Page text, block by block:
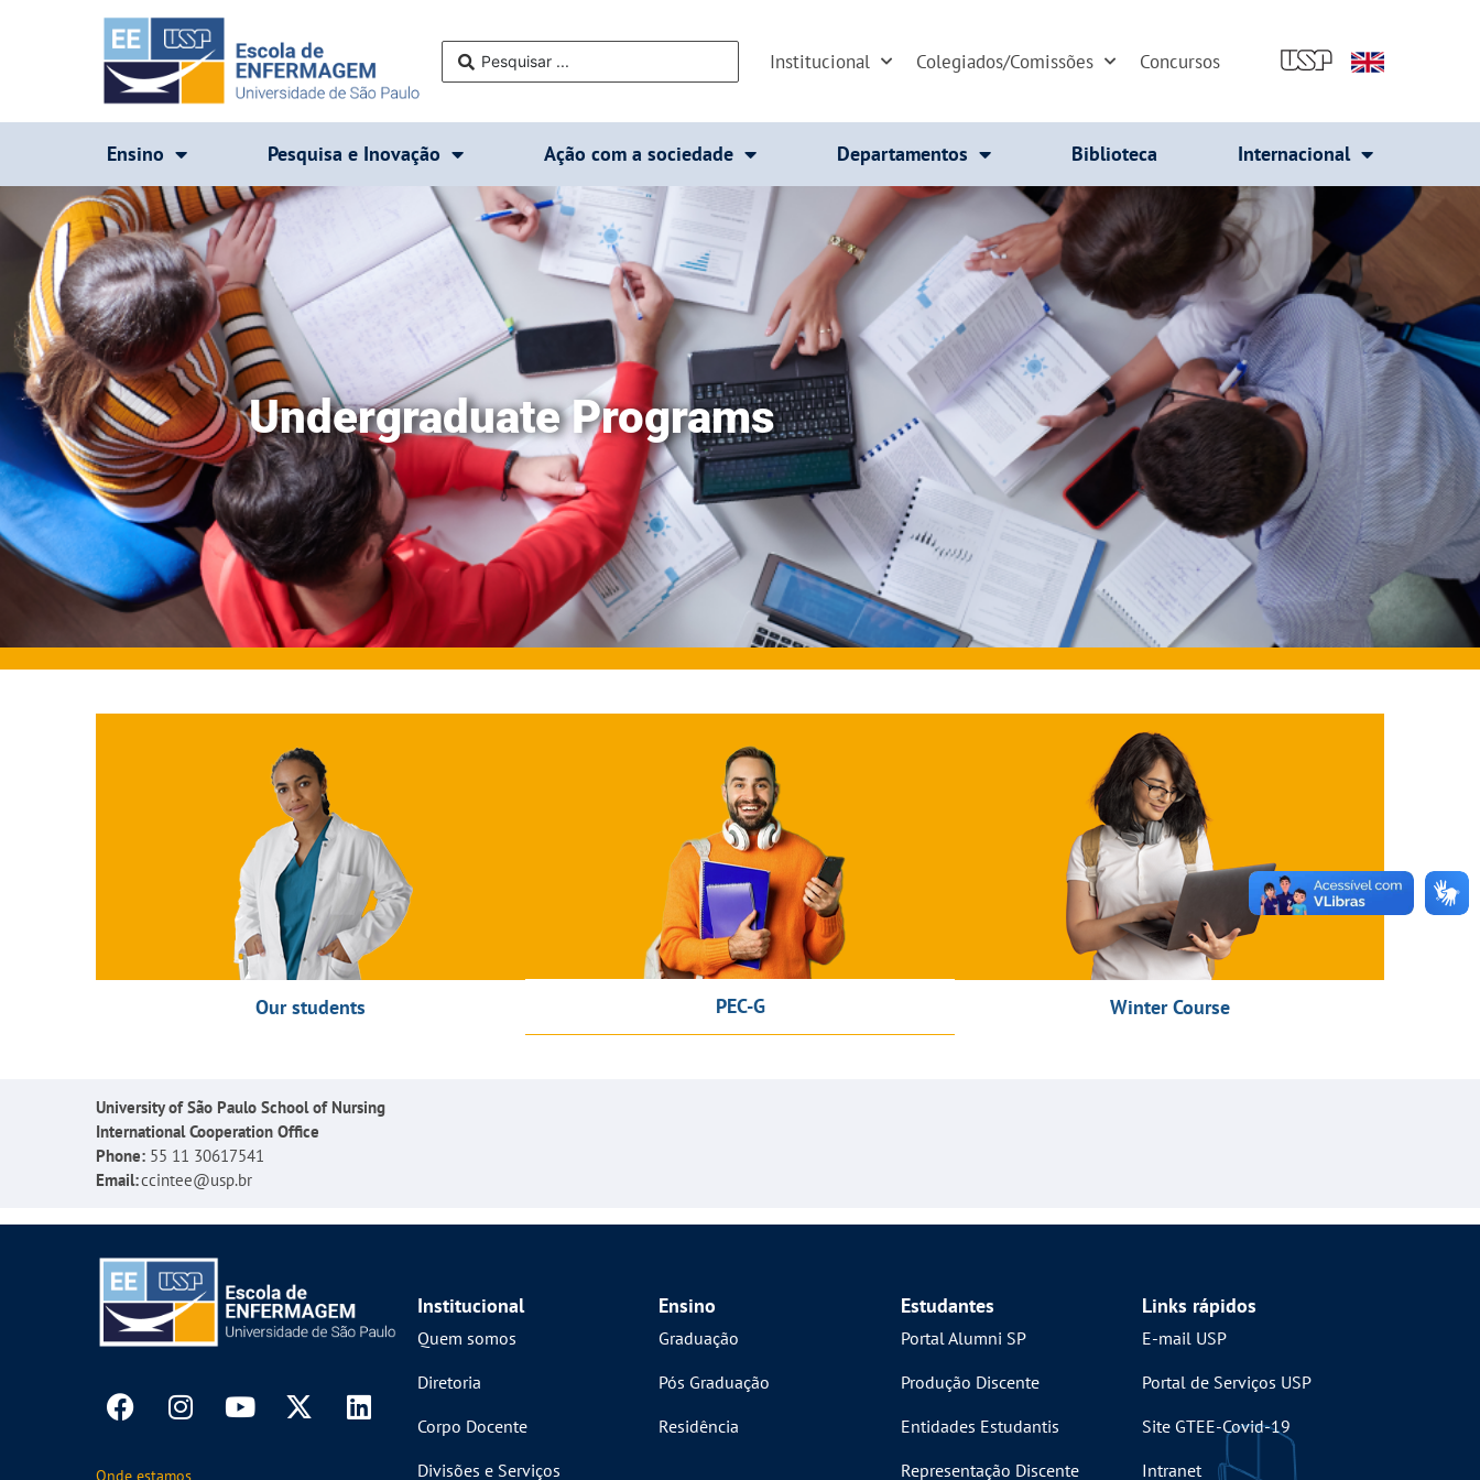
Institucional Colegiados/Comissões Concursos
Ensino Pesquisa e Inovação Ação com a sociedade Departamentos Biblioteca Internacional
Undergraduate Programs
Our students PEC-G Winter Course
University of São Paulo School of Nursing
International Cooperation Office
Phone: 55 11 30617541
Email:ccintee@usp.br
Onde estamos
Institucional
Quem somos
Diretoria
Corpo Docente
Divisões e Serviços
Ensino
Graduação
Pós Graduação
Residência
Estudantes
Portal Alumni SP
Produção Discente
Entidades Estudantis
Representação Discente
Links rápidos
E-mail USP
Portal de Serviços USP
Site GTEE-Covid-19
Intranet